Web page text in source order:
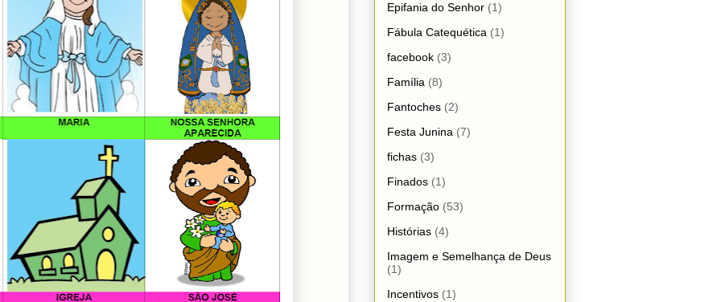
Epifania do Senhor (1)
Fábula Catequética (1)
facebook (3)
Família (8)
Fantoches (2)
Festa Junina (7)
fichas (3)
Finados (1)
Formação (53)
Histórias (4)
Imagem e Semelhança de Deus
(1)
Incentivos (1)